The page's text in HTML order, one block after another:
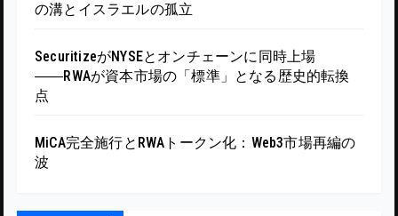
の溝とイスラエルの孤立
SecuritizeがNYSEとオンチェーンに同時上場
――RWAが資本市場の「標準」となる歴史的転換
点
MiCA完全施行とRWAトークン化：Web3市場再編の
波